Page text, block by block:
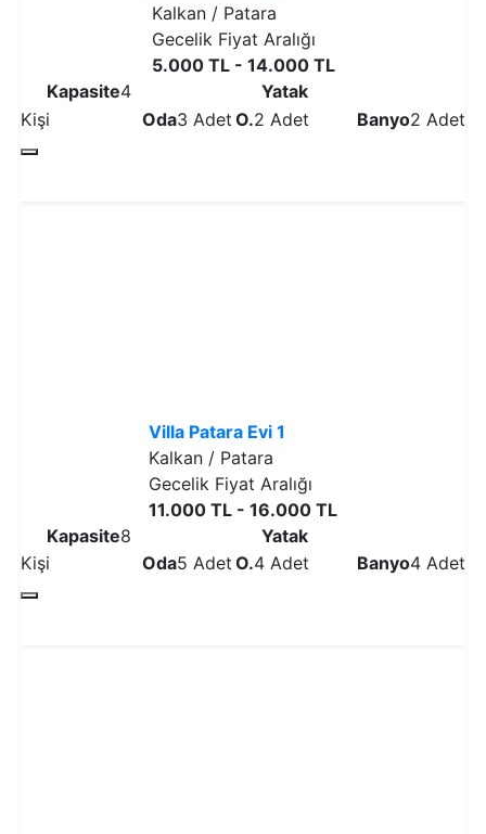
Kalkan / Patara
Gecelik Fiyat Aralığı
5.000 TL - 14.000 TL
Kapasite4
Kişi
Oda3 Adet
Yatak
O.2 Adet Banyo2 Adet
Villa Patara Evi 1
Kalkan / Patara
Gecelik Fiyat Aralığı
11.000 TL - 16.000 TL
Kapasite8
Kişi
Oda5 Adet
Yatak
O.4 Adet Banyo4 Adet